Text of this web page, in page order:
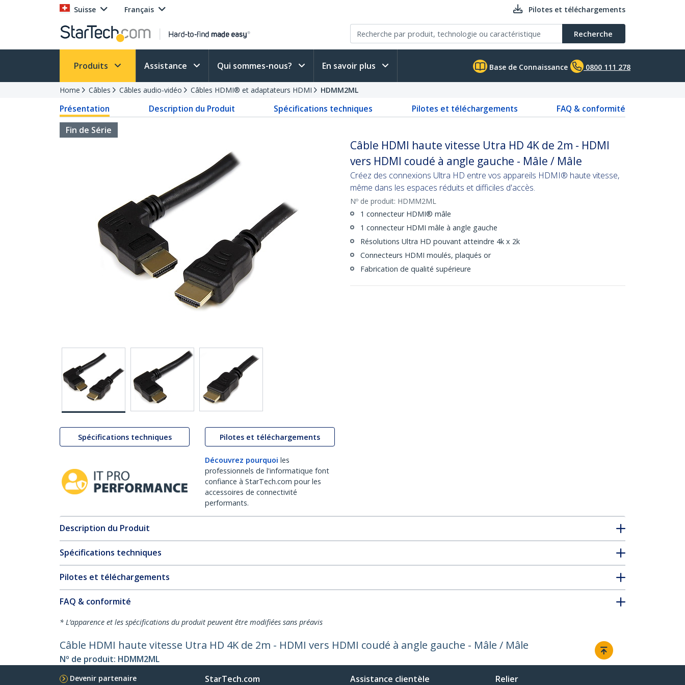
Suisse Français Pilotes et téléchargements
Recherche
Produits Assistance Qui sommes-nous? En savoir plus Base de Connaissance 0800 111 278
Home Câbles Câbles audio-vidéo Câbles HDMI® et adaptateurs HDMI HDMM2ML
Présentation Description du Produit Spécifications techniques Pilotes et téléchargements
FAQ & conformité
Fin de Série
Spécifications techniques Pilotes et téléchargements
Découvrez pourquoi les
professionnels de l'informatique font
confiance à StarTech.com pour les
accessoires de connectivité
performants.
Câble HDMI haute vitesse Utra HD 4K de 2m - HDMI
vers HDMI coudé à angle gauche - Mâle / Mâle
Créez des connexions Ultra HD entre vos appareils HDMI® haute vitesse,
même dans les espaces réduits et difficiles d'accès.
Nº de produit: HDMM2ML
1 connecteur HDMI® mâle
1 connecteur HDMI mâle à angle gauche
Résolutions Ultra HD pouvant atteindre 4k x 2k
Connecteurs HDMI moulés, plaqués or
Fabrication de qualité supérieure
Description du Produit
Spécifications techniques
Pilotes et téléchargements
FAQ & conformité
* L’apparence et les spécifications du produit peuvent être modifiées sans préavis
Câble HDMI haute vitesse Utra HD 4K de 2m - HDMI vers HDMI coudé à angle gauche - Mâle / Mâle
Nº de produit: HDMM2ML
Devenir partenaire
StarTech.com Assistance clientèle Relier